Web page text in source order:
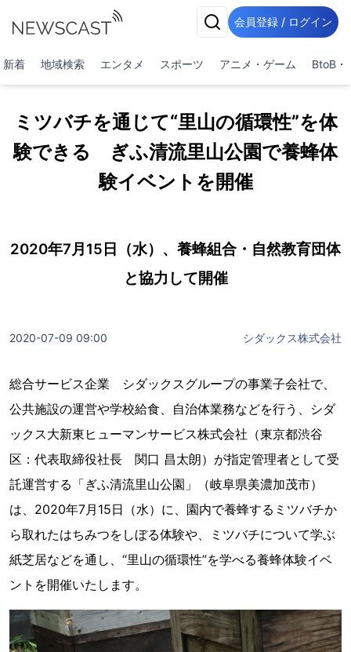
会員登録 / ログイン
新着 地域検索 エンタメ スポーツ アニメ・ゲーム BtoB・
ミツバチを通じて“里山の循環性”を体
験できる ぎふ清流里山公園で養蜂体
験イベントを開催
2020年7月15日（水）、養蜂組合・自然教育団体
と協力して開催
2020-07-09 09:00 シダックス株式会社
総合サービス企業 シダックスグループの事業子会社で、
公共施設の運営や学校給食、自治体業務などを行う、シダ
ックス大新東ヒューマンサービス株式会社（東京都渋谷
区：代表取締役社長 関口 昌太朗）が指定管理者として受
託運営する「ぎふ清流里山公園」（岐阜県美濃加茂市）
は、2020年7月15日（水）に、園内で養蜂するミツバチか
ら取れたはちみつをしぼる体験や、ミツバチについて学ぶ
紙芝居などを通し、“里山の循環性”を学べる養蜂体験イベ
ントを開催いたします。